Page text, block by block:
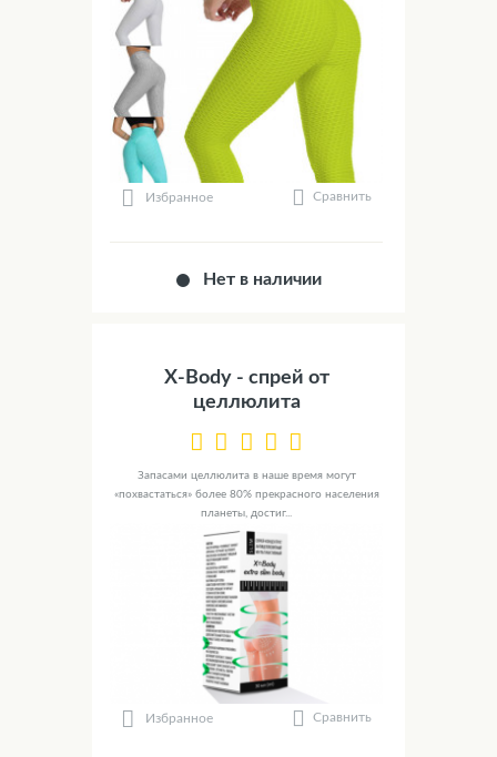
Избранное Сравнить
Нет в наличии
X-Body - спрей от
целлюлита
Запасами целлюлита в наше время могут
«похвастаться» более 80% прекрасного населения
планеты, достиг...
Избранное Сравнить